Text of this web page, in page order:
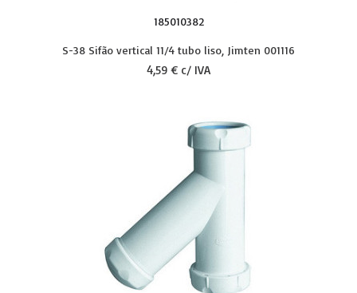
185010382
S-38 Sifão vertical 11/4 tubo liso, Jimten 001116
4,59 € c/ IVA